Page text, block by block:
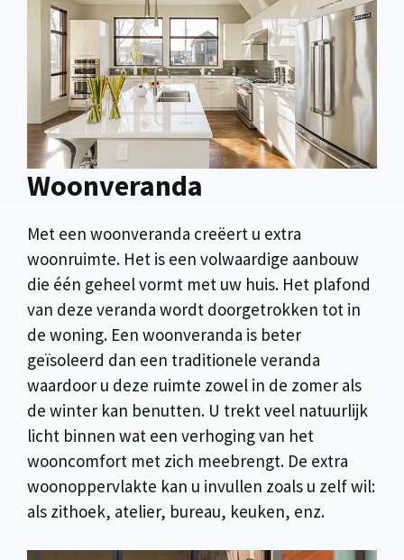
Woonveranda
Met een woonveranda creëert u extra
woonruimte. Het is een volwaardige aanbouw
die één geheel vormt met uw huis. Het plafond
van deze veranda wordt doorgetrokken tot in
de woning. Een woonveranda is beter
geïsoleerd dan een traditionele veranda
waardoor u deze ruimte zowel in de zomer als
de winter kan benutten. U trekt veel natuurlijk
licht binnen wat een verhoging van het
wooncomfort met zich meebrengt. De extra
woonoppervlakte kan u invullen zoals u zelf wil:
als zithoek, atelier, bureau, keuken, enz.